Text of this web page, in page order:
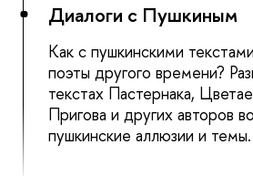
Диалоги с Пушкиным
Как с пушкинскими
поэты другого времени?
текстах Пастернака,
Пригова и других авторов
пушкинские аллюзии и темы.